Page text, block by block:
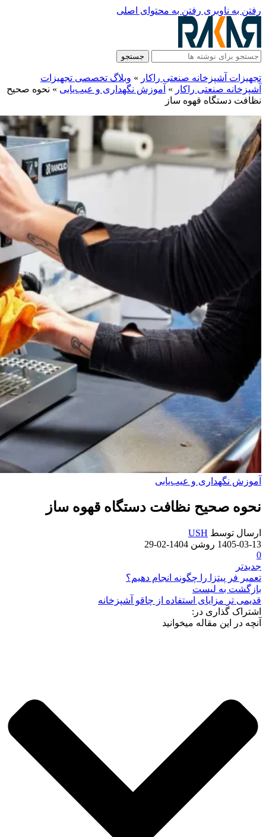
رفتن به ناوبری رفتن به محتوای اصلی
جستجو
تجهیزات آشپزخانه صنعتی راکار » وبلاگ تخصصی تجهیزات
آشپزخانه صنعتی راکار » آموزش نگهداری و عیب‌یابی » نحوه صحیح
نظافت دستگاه قهوه ساز
آموزش نگهداری و عیب‌یابی
نحوه صحیح نظافت دستگاه قهوه ساز
ارسال توسط USH
1405-03-13 روشن 1404-02-29
0
جدیدتر
تعمیر فر پیتزا را چگونه انجام دهیم؟
بازگشت به لیست
قدیمی تر مزایای استفاده از چاقو آشپزخانه
اشتراک گذاری در:
آنچه در این مقاله میخوانید